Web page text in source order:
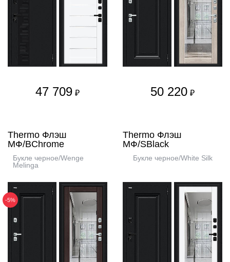
47 709 ₽ 50 220 ₽
Thermo Флэш
МФ/BChrome
Букле черное/Wenge
Melinga
-5%
Thermo Флэш
МФ/SBlack
Букле черное/White Silk